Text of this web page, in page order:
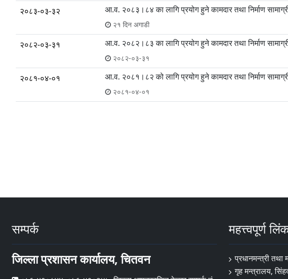
२०८३-०३-३२
आ.व. २०८३।८४ का लागि प्रयोग हुने कामदार तथा निर्माण
२१ दिन अगाडी
२०८२-०३-३१ आ.व. २०८२।८३ का लागि प्रयोग हुने कामदार तथा निर्माण
२०८२-०३-३१
२०८१-०४-०१ आ.व. २०८१।८२ को लागि प्रयोग हुने कामदार तथा निर्माण
२०८१-०४-०१
सम्पर्क
जिल्ला प्रशासन कार्यालय, चितवन
महत्त्वपूर्ण
प्रधानमन्त्री तथा
गृह मन्त्रालय,